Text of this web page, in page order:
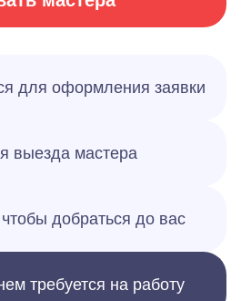
для оформления заявки
выезда мастера
добраться до вас
требуется на работу